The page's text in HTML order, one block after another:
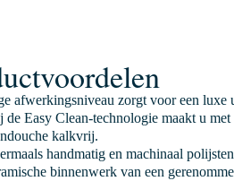
afwerkingsniveau zorgt voor een luxe
de Easy Clean-technologie maakt u
kalkvrij.
handmatig en machinaal
binnenwerk van een